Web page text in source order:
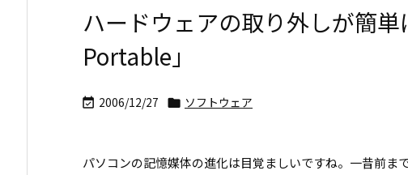
ハードウェアの取り外しが簡
Portable」
 2006/12/27  ソフトウェア
パソコンの記憶媒体の進化は目覚ましいですね。一昔前ま